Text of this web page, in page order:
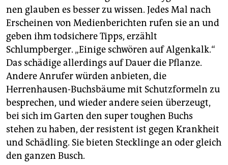
nen glauben es besser zu wissen. Jedes Mal nach
Erscheinen von Medienberichten rufen sie an und
geben ihm todsichere Tipps, erzählt
Schlumpberger. „Einige schwören auf Algenkalk.“
Das schädige allerdings auf Dauer die Pflanze.
Andere Anrufer würden anbieten, die
Herrenhausen-Buchsbäume mit Schutzformeln zu
besprechen, und wieder andere seien überzeugt,
bei sich im Garten den super toughen Buchs
stehen zu haben, der resistent ist gegen Krankheit
und Schädling. Sie bieten Stecklinge an oder gleich
den ganzen Busch.